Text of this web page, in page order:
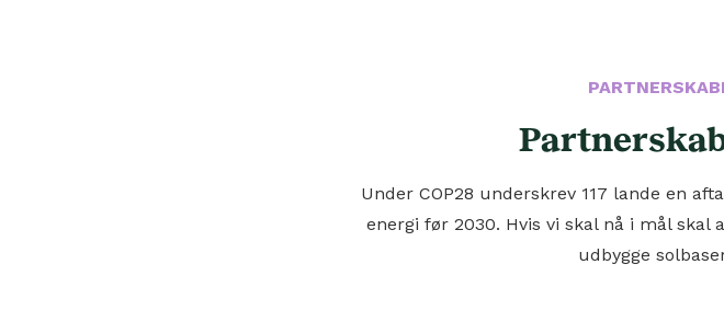
Under COP28 underskrev 117 lande en
energi før 2030. Hvis vi skal nå i mål
udbygge